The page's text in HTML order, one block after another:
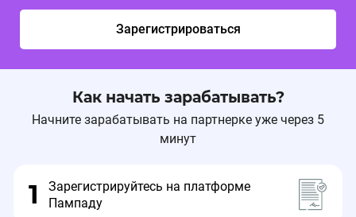
Зарегистрироваться
Как начать зарабатывать?
Начните зарабатывать на партнерке уже через 5
минут
1
Зарегистрируйтесь на платформе
Пампаду